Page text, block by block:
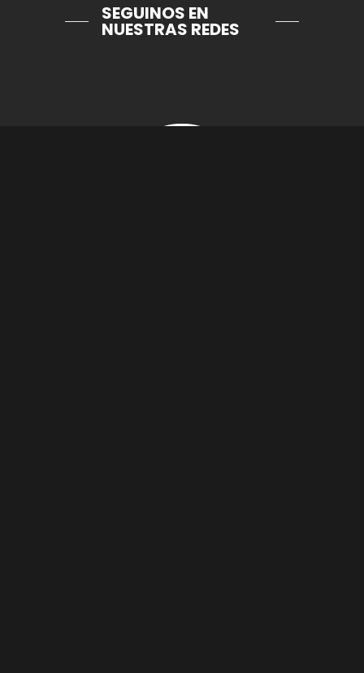
SEGUINOS EN
NUESTRAS REDES